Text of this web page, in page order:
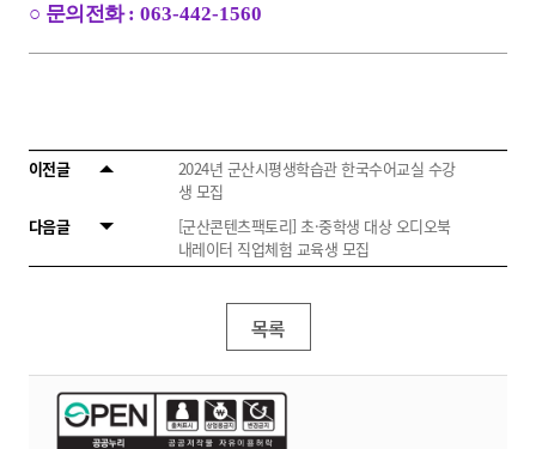
○ 문의전화: 063-442-1560
이전글
2024년 군산시평생학습관 한국수어교실 수강
생 모집
다음글
[군산콘텐츠팩토리] 초·중학생 대상 오디오북
내레이터 직업체험 교육생 모집
목록